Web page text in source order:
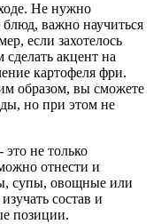
Не нужно
важно научиться
если захотелось
акцент на
картофеля фри.
образом, вы сможете
но при этом не
не только
отнести и
супы, овощные или
состав и
позиции.